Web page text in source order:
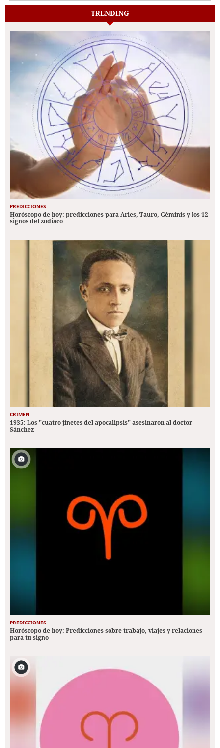
TRENDING
PREDICCIONES
Horóscopo de hoy: predicciones para Aries, Tauro, Géminis y los 12
signos del zodiaco
CRIMEN
1935: Los "cuatro jinetes del apocalipsis" asesinaron al doctor
Sánchez
PREDICCIONES
Horóscopo de hoy: Predicciones sobre trabajo, viajes y relaciones
para tu signo